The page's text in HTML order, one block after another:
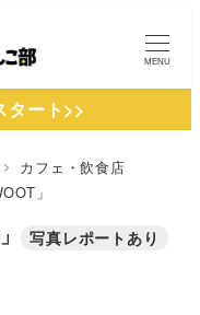
MENU
タート>>
カフェ・飲食店
」
写真レポートあり